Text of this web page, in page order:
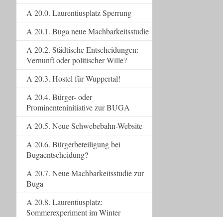
A 20.0. Laurentiusplatz Sperrung
A 20.1. Buga neue Machbarkeitsstudie
A 20.2. Städtische Entscheidungen:
Vernunft oder politischer Wille?
A 20.3. Hostel für Wuppertal!
A 20.4. Bürger- oder
Prominenteninitiative zur BUGA
A 20.5. Neue Schwebebahn-Website
A 20.6. Bürgerbeteiligung bei
Bugaentscheidung?
A 20.7. Neue Machbarkeitsstudie zur
Buga
A 20.8. Laurentiusplatz:
Sommerexperiment im Winter